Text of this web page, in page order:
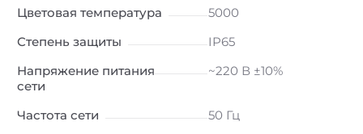
Цветовая температура
5000
Степень защиты
IP65
Напряжение питания
сети
~220 В ±10%
Частота сети
50 Гц